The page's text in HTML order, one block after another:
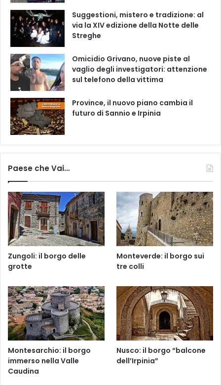
Suggestioni, mistero e tradizione: al
via la XIV edizione della Notte delle
Streghe
Omicidio Grivano, nuove piste al
vaglio degli investigatori: attenzione
sul telefono della vittima
Province, il nuovo piano cambia il
futuro di Sannio e Irpinia
Paese che Vai…
Zungoli: il borgo delle
grotte
Monteverde: il borgo sui
tre colli
Montesarchio: il borgo
immerso nella Valle
Caudina
Nusco: il borgo “balcone
dell’Irpinia”